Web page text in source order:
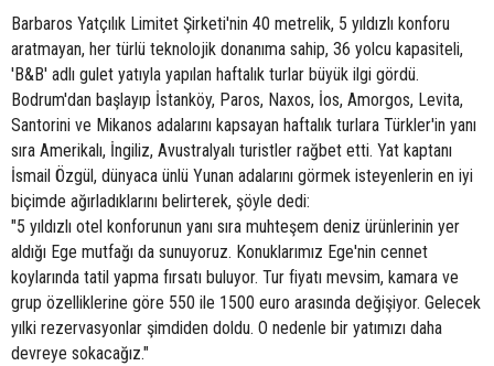
Barbaros Yatçılık Limitet Şirketi'nin 40 metrelik, 5 yıldızlı konforu
aratmayan, her türlü teknolojik donanıma sahip, 36 yolcu kapasiteli,
'B&B' adlı gulet yatıyla yapılan haftalık turlar büyük ilgi gördü.
Bodrum'dan başlayıp İstanköy, Paros, Naxos, İos, Amorgos, Levita,
Santorini ve Mikanos adalarını kapsayan haftalık turlara Türkler'in yanı
sıra Amerikalı, İngiliz, Avustralyalı turistler rağbet etti. Yat kaptanı
İsmail Özgül, dünyaca ünlü Yunan adalarını görmek isteyenlerin en iyi
biçimde ağırladıklarını belirterek, şöyle dedi:
"5 yıldızlı otel konforunun yanı sıra muhteşem deniz ürünlerinin yer
aldığı Ege mutfağı da sunuyoruz. Konuklarımız Ege'nin cennet
koylarında tatil yapma fırsatı buluyor. Tur fiyatı mevsim, kamara ve
grup özelliklerine göre 550 ile 1500 euro arasında değişiyor. Gelecek
yılki rezervasyonlar şimdiden doldu. O nedenle bir yatımızı daha
devreye sokacağız."